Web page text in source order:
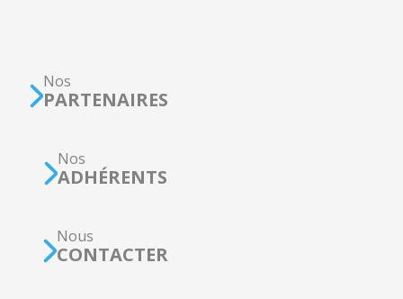
Nos
PARTENAIRES
Nos
ADHÉRENTS
Nous
CONTACTER